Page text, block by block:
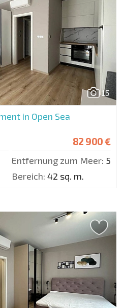
15
in Open Sea
82 900 €
Entfernung zum Meer: 50
Bereich: 42 sq. m.